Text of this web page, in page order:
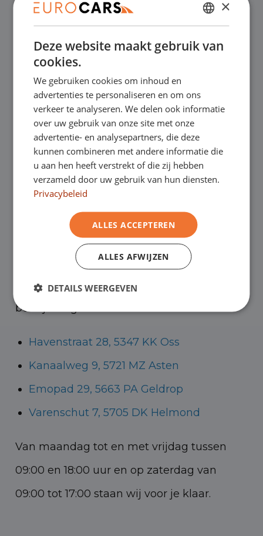
Online kopen, niet goed geld terug
Financial lease – Soepele acceptatie
Gratis thuisbezorgd bij online aankoop
Onze showrooms
Je bent van harte welkom in een van onze
showrooms om de occasions te bekijken –
en natuurlijk voor een lekkere kop koffie!
kunt in Asten terecht voor onze
bedrijfswagens en in Oss, Geldrop en
Helmond voor zowel personenauto’s als
bedrijfswagens.
Havenstraat 28, 5347 KK Oss
Kanaalweg 9, 5721 MZ Asten
Emopad 29, 5663 PA Geldrop
Varenschut 7, 5705 DK Helmond
Van maandag tot en met vrijdag tussen
09:00 en 18:00 uur en op zaterdag van
09:00 tot 17:00 staan wij voor je klaar.
DUTCH
ENGLISH
×
Deze website maakt gebruik van
cookies.
We gebruiken cookies om inhoud en
advertenties te personaliseren en om ons
verkeer te analyseren. We delen ook informatie
over uw gebruik van onze site met onze
advertentie- en analysepartners, die deze
kunnen combineren met andere informatie die
u aan hen heeft verstrekt of die zij hebben
verzameld door uw gebruik van hun diensten.
Privacybeleid
ALLES ACCEPTEREN
ALLES AFWIJZEN
DETAILS WEERGEVEN